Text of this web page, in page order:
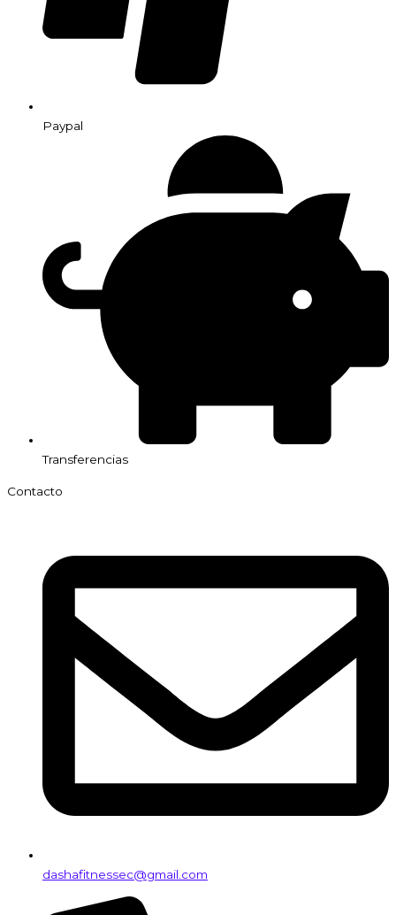
Paypal
Transferencias
Contacto
dashafitnessec@gmail.com